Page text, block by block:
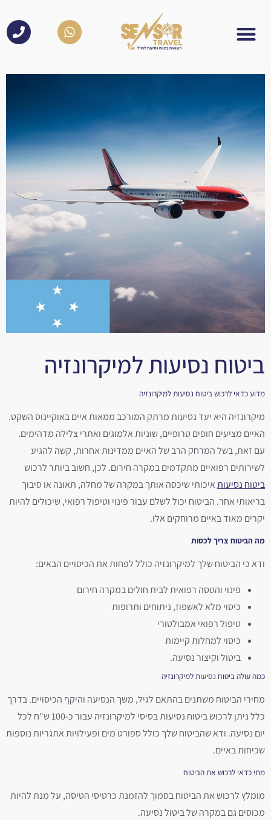
ביטוח נסיעות למיקרונזיה
מדוע כדאי לרכוש ביטוח נסיעות למיקרונזיה
מיקרונזיה היא יעד נסיעות מרתק המורכב ממאות איים באוקיינוס השקט.
האיים מציעים חופים טרופיים, שוניות אלמוגים ואתרי צלילה מדהימים.
עם זאת, בשל המרחק הרב של האיים ממדינות אחרות, קשה להגיע
לשירותים רפואיים מתקדמים במקרה חירום. לכן, חשוב ביותר לרכוש
ביטוח נסיעותאיכותי שיכסה אותך במקרה של מחלה, תאונה או סיבוך
בריאותי אחר. הביטוח יכול לשלם עבור פינוי וטיפול רפואי, שיכולים להיות
יקרים מאוד באיים מרוחקים אלו.
מה הביטוח צריך לכסות
ודא כי הביטוח שלך למיקרונזיה כולל לפחות את הכיסויים הבאים:
פינוי והטסה רפואית לבית חולים במקרה חירום
כיסוי מלא לאשפוז, ניתוחים ותרופות
טיפול רפואי אמבולטורי
כיסוי למחלות קיימות
ביטול וקיצור נסיעה.
כמה עולה ביטוח נסיעות למיקרונזיה
מחירי הביטוח משתנים בהתאם לגיל, משך הנסיעה והיקף הכיסויים. בדרך
כלל ניתן לרכוש ביטוח נסיעות בסיסי למיקרונזיה עבור כ-100 ש"ח לכל
יום נסיעה. ודא שהביטוח שלך כולל ספורט מים ופעילויות אתגריות נוספות
שכיחות באיים.
מתי כדאי לרכוש את הביטוח
מומלץ לרכוש את הביטוח בסמוך להזמנת כרטיסי הטיסה, על מנת להיות
מכוסים גם במקרה של ביטול נסיעה.